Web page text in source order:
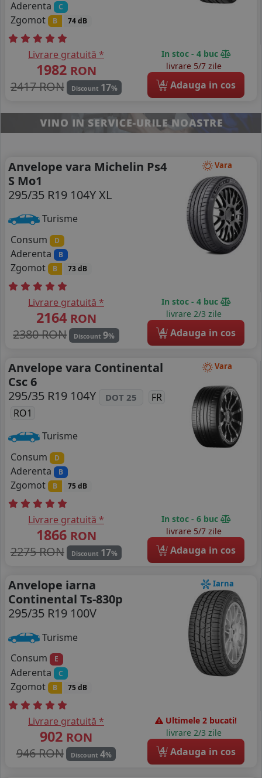
Aderenta C
Zgomot B 74 dB
Livrare gratuită *
1982 RON
2417 RON
Discount 17%
In stoc - 4 buc
livrare 5/7 zile
4 Adauga in cos
Vara
Anvelope vara Michelin Ps4
S Mo1
295/35 R19 104Y XL
Turisme
Consum
D
Aderenta B
Zgomot B 73 dB
Livrare gratuită *
2164 RON
2380 RON
Discount 9%
In stoc - 4 buc
livrare 2/3 zile
4 Adauga in cos
Vara
Anvelope vara Continental
Csc 6
295/35 R19 104Y
DOT 25
FR
RO1
Turisme
Consum
D
Aderenta B
Zgomot B 75 dB
Livrare gratuită *
1866 RON
2275 RON
Discount 17%
In stoc - 6 buc
livrare 5/7 zile
4 Adauga in cos
Iarna
Anvelope iarna
Continental Ts-830p
295/35 R19 100V
Turisme
Consum
E
Aderenta C
Zgomot B 75 dB
Livrare gratuită *
902 RON
946 RON
Discount 4%
Ultimele 2 bucati!
livrare 2/3 zile
4 Adauga in cos